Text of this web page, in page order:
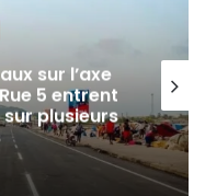
sur l’axe
5 entrent
plusieurs